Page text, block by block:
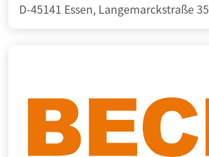
D-45141 Essen, Langemarckstraße 35